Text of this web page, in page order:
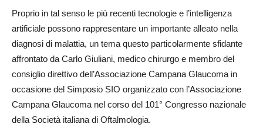
Proprio in tal senso le più recenti tecnologie e l’intelligenza
artificiale possono rappresentare un importante alleato nella
diagnosi di malattia, un tema questo particolarmente sfidante
affrontato da Carlo Giuliani, medico chirurgo e membro del
consiglio direttivo dell’Associazione Campana Glaucoma in
occasione del Simposio SIO organizzato con l’Associazione
Campana Glaucoma nel corso del 101° Congresso nazionale
della Società italiana di Oftalmologia.